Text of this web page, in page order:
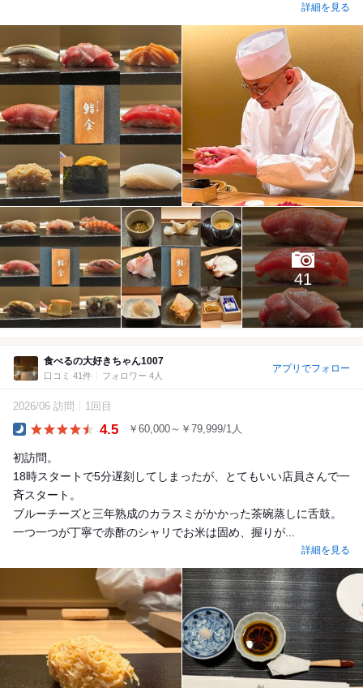
詳細を見る
41
食べるの大好きちゃん1007
口コミ 41件 フォロワー 4人
アプリでフォロー
2026/06 訪問 1回目
4.5 ￥60,000～￥79,999/1人
初訪問。
18時スタートで5分遅刻してしまったが、とてもいい店員さんで一
斉スタート。
ブルーチーズと三年熟成のカラスミがかかった茶碗蒸しに舌鼓。
一つ一つが丁寧で赤酢のシャリでお米は固め、握りが...
詳細を見る